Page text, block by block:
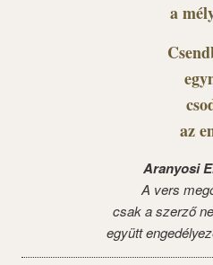
a
az
Aranyosi
A vers
csak a szerző
együtt